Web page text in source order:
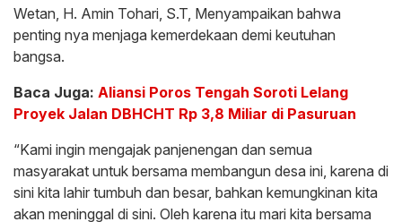
Wetan, H. Amin Tohari, S.T, Menyampaikan bahwa
penting nya menjaga kemerdekaan demi keutuhan
bangsa.
Baca Juga: Aliansi Poros Tengah Soroti Lelang
Proyek Jalan DBHCHT Rp 3,8 Miliar di Pasuruan
“Kami ingin mengajak panjenengan dan semua
masyarakat untuk bersama membangun desa ini, karena di
sini kita lahir tumbuh dan besar, bahkan kemungkinan kita
akan meninggal di sini. Oleh karena itu mari kita bersama